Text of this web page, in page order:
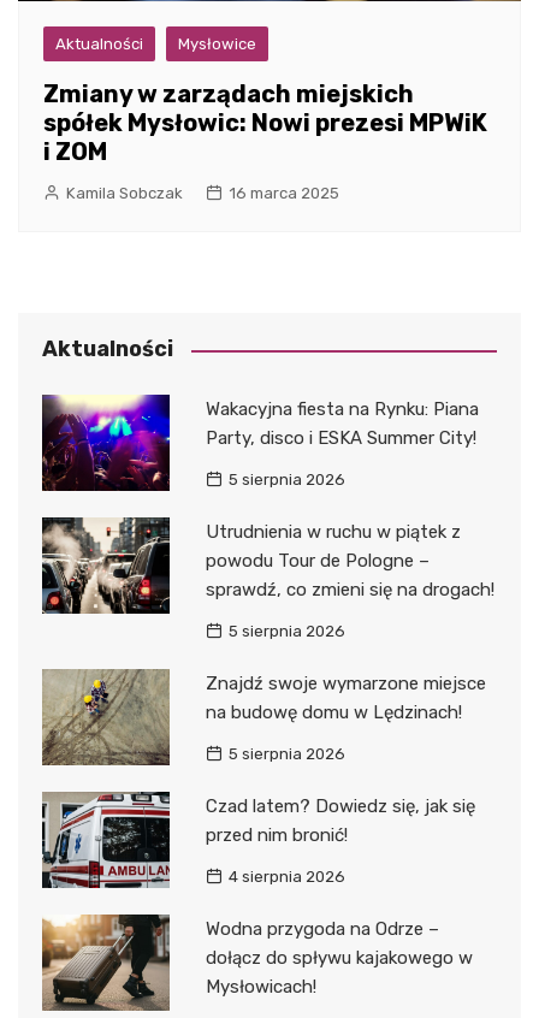
Aktualności Mysłowice
Zmiany w zarządach miejskich
spółek Mysłowic: Nowi prezesi MPWiK
i ZOM
Kamila Sobczak 16 marca 2025
Aktualności
Wakacyjna fiesta na Rynku: Piana
Party, disco i ESKA Summer City!
5 sierpnia 2026
Utrudnienia w ruchu w piątek z
powodu Tour de Pologne –
sprawdź, co zmieni się na drogach!
5 sierpnia 2026
Znajdź swoje wymarzone miejsce
na budowę domu w Lędzinach!
5 sierpnia 2026
Czad latem? Dowiedz się, jak się
przed nim bronić!
4 sierpnia 2026
Wodna przygoda na Odrze –
dołącz do spływu kajakowego w
Mysłowicach!